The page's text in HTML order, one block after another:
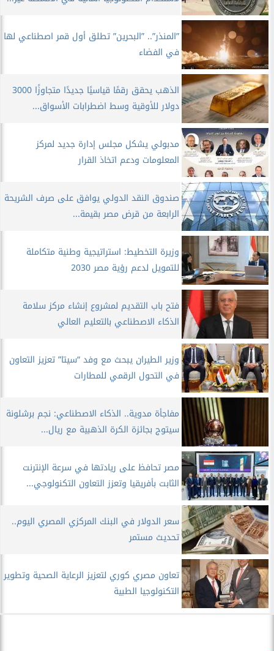
”المنذر”.. ”البحرين” تطلق أول قمر اصطناعي لها
في الفضاء
الذهب يحقق رقمًا قياسيًا جديدًا متجاوزًا 3000
دولار للأوقية وسط اضطرابات الأسواق...
مدبولي يشكل مجلس إدارة جديد لمركز
المعلومات ودعم اتخاذ القرار
صندوق النقد الدولي يوافق على صرف الشريحة
الرابعة من قرض مصر بقيمة...
وزيرة التخطيط: استراتيجية وطنية متكاملة
للتمويل لدعم رؤية مصر 2030
فتح باب التقديم لمشروع إنشاء مركز سلامة
الذكاء الاصطناعي بالتعليم العالي
وزير الطيران يبحث مع وفد “سيتا” تعزيز التعاون
في التحول الرقمي للمطارات
مفاجأة مدوية.. الذكاء الاصطناعي: نجم برشلونة
سيتوج بجائزة الكرة الذهبية مع ريال...
مصر تحافظ على ريادتها في سرعة الإنترنت
الثابت بأفريقيا وتعزز التعاون التكنولوجي...
سعر الدولار في البنك المركزي المصري اليوم..
تحديث مستمر
تعاون مصري كوري لتعزيز الرعاية الصحية وتطوير
التكنولوجيا الطبية